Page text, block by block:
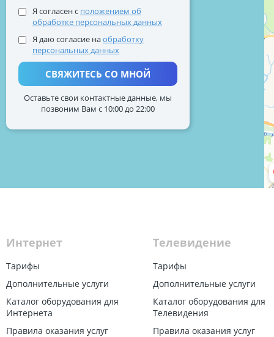
Я согласен с положением об
обработке персональных данных
Я даю согласие наобработку
персональных данных
СВЯЖИТЕСЬ СО МНОЙ
Оставьте свои контактные данные, мы
позвоним Вам с 10:00 до 22:00
Интернет
Тарифы
Дополнительные услуги
Каталог оборудования для
Интернета
Правила оказания услуг
Телевидение
Тарифы
Дополнительные услуги
Каталог оборудования для
Телевидения
Правила оказания услуг